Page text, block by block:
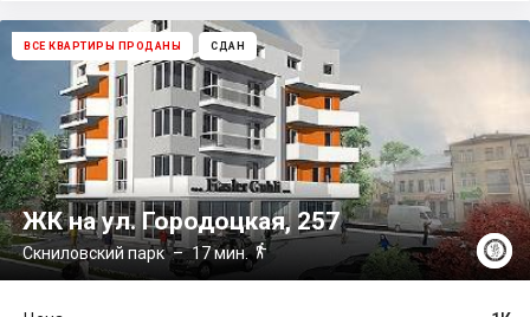
ВСЕ КВАРТИРЫ ПРОДАНЫ СДАН
ЖК на ул. Городоцкая, 257
Скниловский парк– 17 мин.